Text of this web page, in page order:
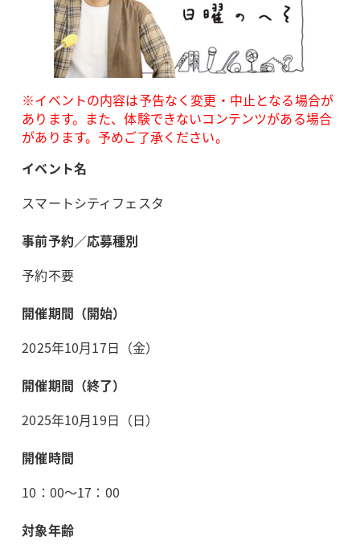
※イベントの内容は予告なく変更・中止となる場合が
あります。また、体験できないコンテンツがある場合
があります。予めご了承ください。
イベント名
スマートシティフェスタ
事前予約／応募種別
予約不要
開催期間（開始）
2025年10月17日（金）
開催期間（終了）
2025年10月19日（日）
開催時間
10：00～17：00
対象年齢